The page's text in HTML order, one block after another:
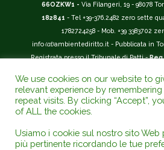
66OZKW1 - Via Filangeri, 19 - 98078
182841 - Tel +39-376.2482 zero sette
1782724258 - Mob. +39 3383702
info(at)ambientediritto.it - Pubblicata in
Registrata presso il Tribunale di Patti -
__________
La Rivista Giuridica
riconosciuta ed inserita nell'Area 12 - (
Universitario e della Ricerca (D.P.R. n.76/2010).
We use cookies on our website to
relevant experience by
repeat visits. By clicking “Accept”,
of ALL the cookies.
Usiamo i cookie sul nostro sito Web
più pertinente ricordando le tue